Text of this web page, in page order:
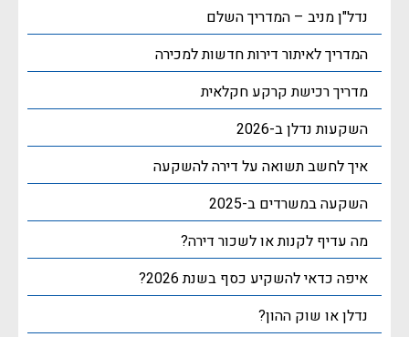
נדל"ן מניב – המדריך השלם
המדריך לאיתור דירות חדשות למכירה
מדריך רכישת קרקע חקלאית
השקעות נדלן ב-2026
איך לחשב תשואה על דירה להשקעה
השקעה במשרדים ב-2025
מה עדיף לקנות או לשכור דירה?
איפה כדאי להשקיע כסף בשנת 2026?
נדלן או שוק ההון?